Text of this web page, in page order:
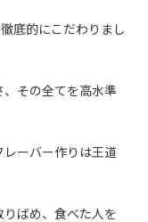
底的に​こだわりまし
その​全てを​高水準
ーバー作りは​王道
ばめ、​​食べた​人を​